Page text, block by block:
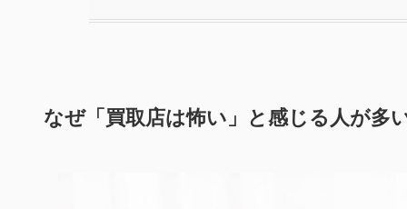
なぜ「買取店は怖い」と感じる人が多